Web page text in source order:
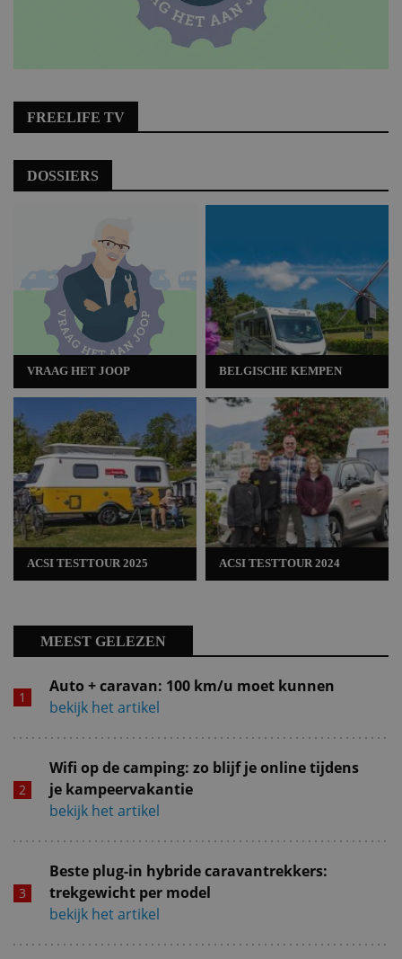
FREELIFE TV
DOSSIERS
VRAAG HET JOOP
ACSI TESTTOUR 2025
BELGISCHE KEMPEN
ACSI TESTTOUR 2024
MEEST GELEZEN
Auto + caravan: 100 km/u moet kunnen
bekijk het artikel
Wifi op de camping: zo blijf je online tijdens
je kampeervakantie
bekijk het artikel
Beste plug-in hybride caravantrekkers:
trekgewicht per model
bekijk het artikel